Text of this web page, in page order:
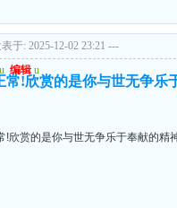
于: 2025-12-02 23:21 ---
u 编辑 u
常!欣赏的是你与世无争乐
!欣赏的是你与世无争乐于奉献的精